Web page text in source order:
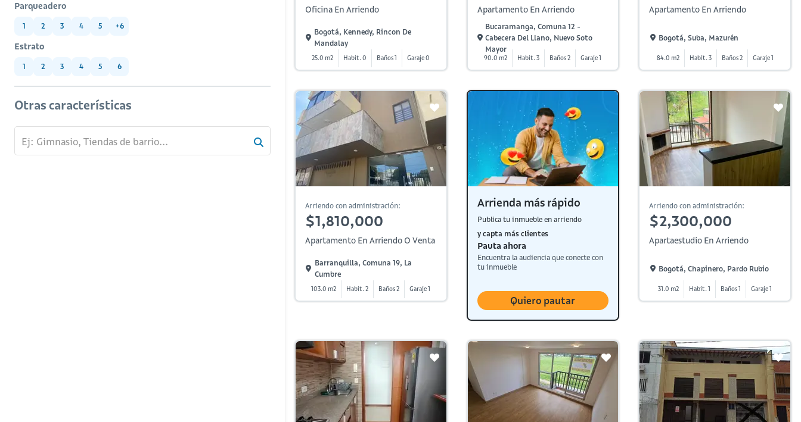
Parqueadero
1 2 3 4 5 +6
Estrato
1 2 3 4 5 6
Otras características
Oficina En Arriendo
Bogotá, Kennedy, Rincon De
Mandalay
25.0 m2 Habit. 0 Baños 1 Garaje 0
Apartamento En Arriendo
Bucaramanga, Comuna 12 -
Cabecera Del Llano, Nuevo Soto
Mayor
90.0 m2 Habit. 3 Baños 2 Garaje 1
Apartamento En Arriendo
Bogotá, Suba, Mazurén
84.0 m2 Habit. 3 Baños 2 Garaje 1
Arriendo con administración:
$1,810,000
Apartamento En Arriendo O Venta
Barranquilla, Comuna 19, La
Cumbre
103.0 m2 Habit. 2 Baños 2 Garaje 1
Arrienda más rápido
Publica tu inmueble en arriendo
y capta más clientes
Pauta ahora
Encuentra la audiencia que conecte con
tu inmueble
Quiero pautar
Arriendo con administración:
$2,300,000
Apartaestudio En Arriendo
Bogotá, Chapinero, Pardo Rubio
31.0 m2 Habit. 1 Baños 1 Garaje 1